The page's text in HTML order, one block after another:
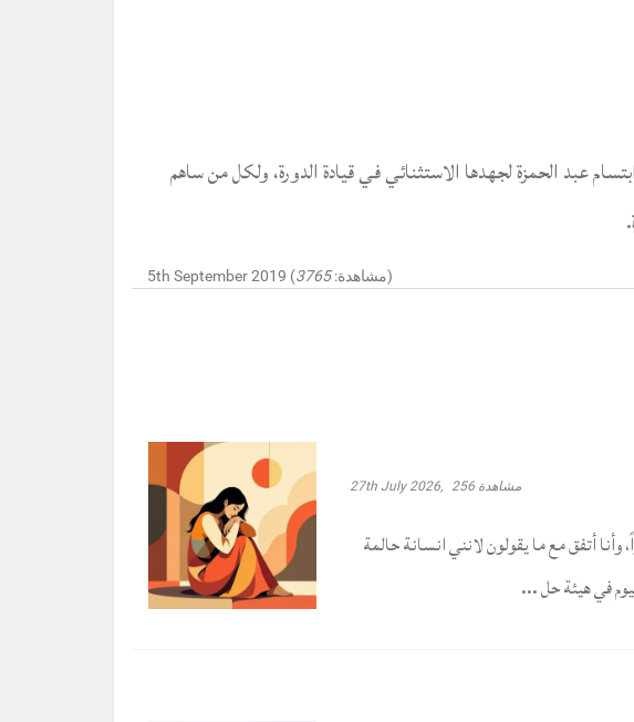
عبد الحمزة لجهدها الاستثنائي في قيادة الدورة، ولكل من ساهم
5th September 2019 (مشاهدة:3765 )
27th July 2026, 256 مشاهدة
وأنا أتفق مع ما يقولون لانني انسانة حالمة
في هيئة حل ...